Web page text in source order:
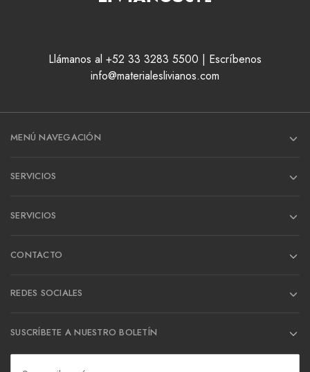
Llámanos al +52 33 3283 5500 | Escríbenos
info@materialeslivianos.com
MENÚ NAVEGACIÓN
SERVICIOS
SERVICIOS
CONTACTO
REDES SOCIALES
SUSCRÍBETE A NUESTRO BOLETÍN